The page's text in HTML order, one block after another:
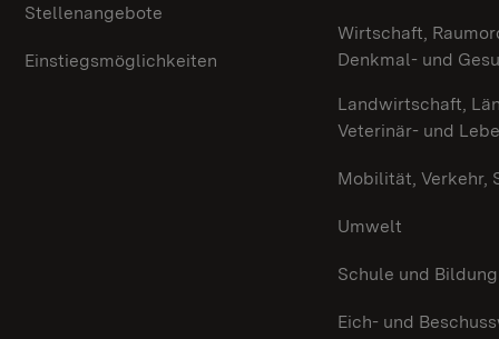
Stellenangebote
Einstiegsmöglichkeiten
Wirtschaft,
Denkmal- und
Landwirtschaft,
Veterinär- und
Mobilität, Verkehr,
Umwelt
Schule und Bildung
Eich- und